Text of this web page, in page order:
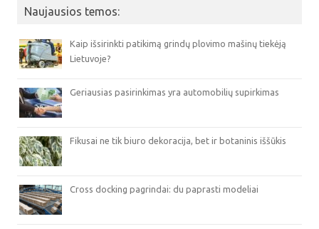
Naujausios temos:
Kaip išsirinkti patikimą grindų plovimo mašinų tiekėją
Lietuvoje?
Geriausias pasirinkimas yra automobilių supirkimas
Fikusai ne tik biuro dekoracija, bet ir botaninis iššūkis
Cross docking pagrindai: du paprasti modeliai